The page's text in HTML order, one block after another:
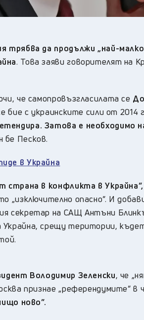
Шумен
Ямбол, 22°C
трябва да продължи „най-
. Това заяви говорителят на
че самопровъзгласилата се
бие с украинските сили от 2014
Затова е необходимо
бе Песков.
в Украйна
в конфликта в Украйна”,
„изключително опасно”. И
секретар на САЩ Антъни
срещу територии,
Володимир Зеленски, че
признае „референдумите”
ново”.